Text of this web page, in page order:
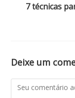
7 técnicas
Deixe um